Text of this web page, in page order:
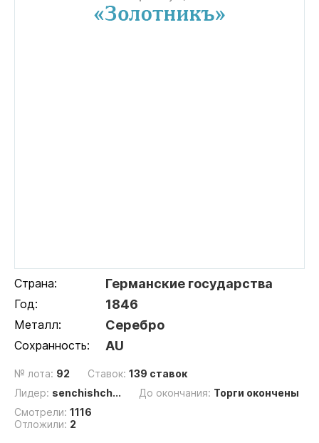
Страна: Германские государства
Год: 1846
Металл: Серебро
Сохранность: AU
№ лота: 92 Ставок: 139 ставок
Лидер: senchishch... До окончания: Торги окончены
Смотрели: 1116
Отложили: 2